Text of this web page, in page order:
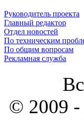
Руководитель проекта
Главный редактор
Отдел новостей
По техническим
По общим вопросам
Рекламная служба
© 2009 -